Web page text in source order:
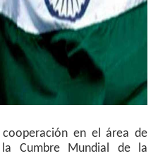
en el área de
Cumbre Mundial de la